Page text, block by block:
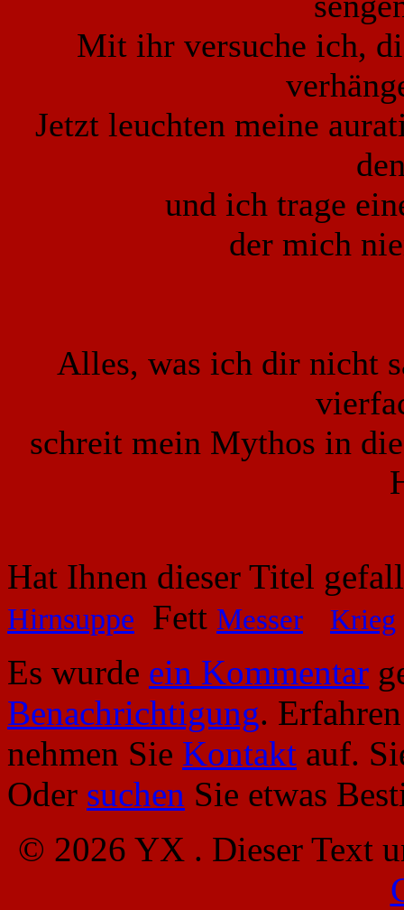
Mit ihr versuche ich,
Jetzt leuchten meine
und ich trage
der mich
Alles, was ich dir nicht
schreit mein Mythos in
Hat Ihnen dieser Titel
Hirnsuppe Fett Messer Krieg
Es wurde ein Kommentar
Benachrichtigung.
nehmen Sie Kontakt auf.
Oder suchen Sie etwas
© 2026 YX . Dieser Text